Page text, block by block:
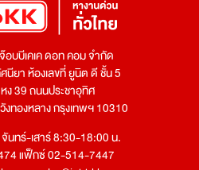
บบีเคเค ดอท คอม จำกัด
นียา ห้องเลขที่ ยูนิต ดี ชั้น 5
ง 39 ถนนประชาอุทิศ
งทองหลาง กรุงเทพฯ 10310
นทร์-เสาร์ 8:30-18:00 น.
แฟ็กซ์ 02-514-7447